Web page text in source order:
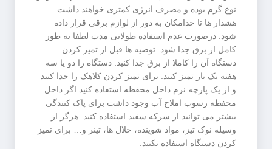
نوع گرم بوده و مصرف انرژی کمتری خواهند داشت.
هشدار ها تا حدامکان به دور از لوازم برقی قرار داده
شود. درصورت عدم استفاده طولانی مدت لطفا به طور
کامل از برق جدا شود. توصیه ها قبل از تمیز کردن
دستگاه آن را کاملا از برق جدا کنید. دستگاه را دو یا سه
هفته یک بار تمیز کنید. برای تمیز کردن کلاهک را جدا کنید
و از یک پارچه نرم داخل محفظه استفاده کنید.اگر داخل
محفظه رسوب املاح آب وجود داشت برای پاک کنندگی
بیشتر می توانید از سرکه سفید استفاده کنید. هرگز از
وسیله نوک تیز، مواد شوینده، حلال ها، تینر و… برای تمیز
کردن دستگاه استفاده نکنید.